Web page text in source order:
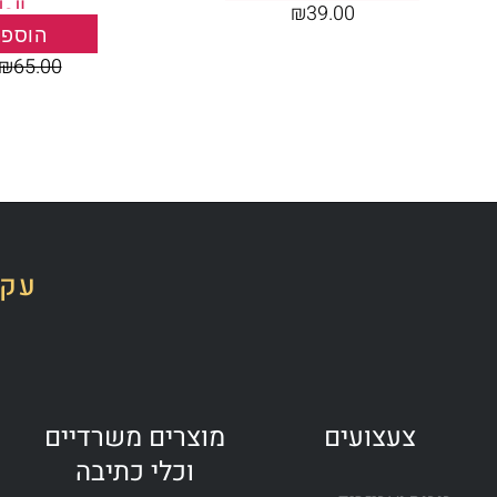
₪39.00
65.00
צעצועים
מוצרים משרדיים
וכלי כתיבה